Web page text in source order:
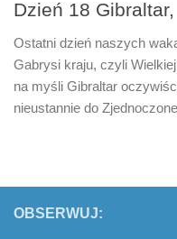
Dzień 18
Ostatni dzień naszych
Gabrysi kraju, czyli
na myśli Gibraltar
nieustannie do
OBSERWUJ: